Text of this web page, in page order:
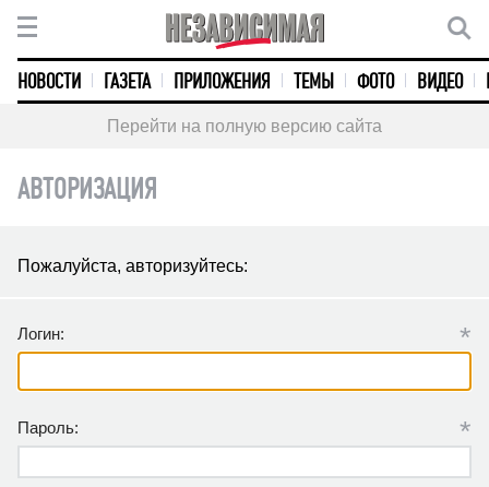
НОВОСТИ ГАЗЕТА ПРИЛОЖЕНИЯ ТЕМЫ ФОТО ВИДЕО
Перейти на полную версию сайта
АВТОРИЗАЦИЯ
Пожалуйста, авторизуйтесь:
Логин: *
Пароль: *